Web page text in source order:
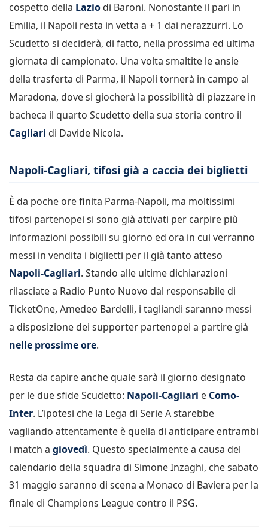
cospetto della Lazio di Baroni. Nonostante il pari in
Emilia, il Napoli resta in vetta a + 1 dai nerazzurri. Lo
Scudetto si deciderà, di fatto, nella prossima ed ultima
giornata di campionato. Una volta smaltite le ansie
della trasferta di Parma, il Napoli tornerà in campo al
Maradona, dove si giocherà la possibilità di piazzare in
bacheca il quarto Scudetto della sua storia contro il
Cagliari di Davide Nicola.
Napoli-Cagliari, tifosi già a caccia dei biglietti
È da poche ore finita Parma-Napoli, ma moltissimi
tifosi partenopei si sono già attivati per carpire più
informazioni possibili su giorno ed ora in cui verranno
messi in vendita i biglietti per il già tanto atteso
Napoli-Cagliari. Stando alle ultime dichiarazioni
rilasciate a Radio Punto Nuovo dal responsabile di
TicketOne, Amedeo Bardelli, i tagliandi saranno messi
a disposizione dei supporter partenopei a partire già
nelle prossime ore.
Resta da capire anche quale sarà il giorno designato
per le due sfide Scudetto: Napoli-Cagliari e Como-
Inter. L’ipotesi che la Lega di Serie A starebbe
vagliando attentamente è quella di anticipare entrambi
i match a giovedì. Questo specialmente a causa del
calendario della squadra di Simone Inzaghi, che sabato
31 maggio saranno di scena a Monaco di Baviera per la
finale di Champions League contro il PSG.